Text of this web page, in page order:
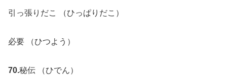
引っ張りだこ （ひっぱりだこ）
必要 （ひつよう）
70.秘伝 （ひでん）